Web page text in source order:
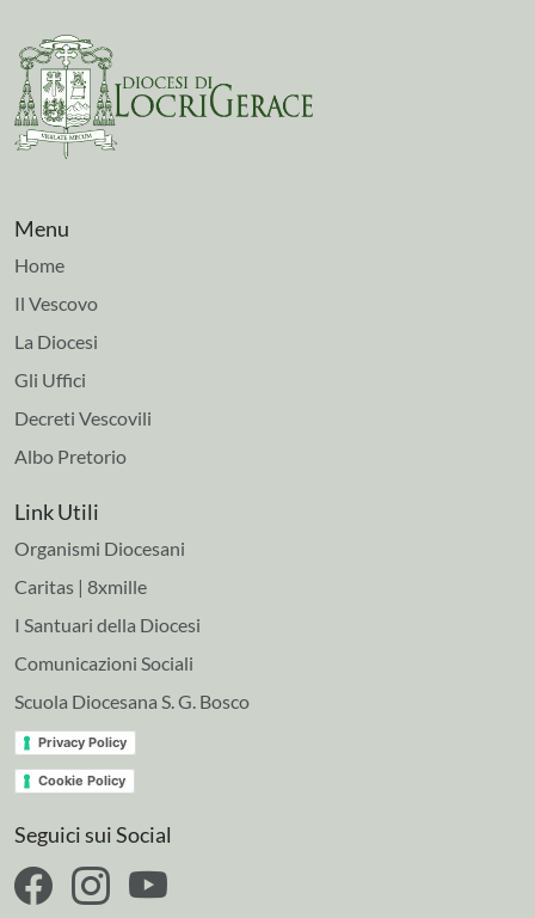
Menu
Home
Il Vescovo
La Diocesi
Gli Uffici
Decreti Vescovili
Albo Pretorio
Link Utili
Organismi Diocesani
Caritas | 8xmille
I Santuari della Diocesi
Comunicazioni Sociali
Scuola Diocesana S. G. Bosco
Privacy Policy
Cookie Policy
Seguici sui Social